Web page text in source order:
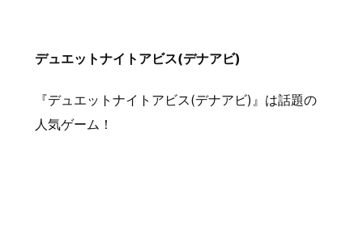
デュエットナイトアビス(デナアビ)
『デュエットナイトアビス(デナアビ)』は話題の
人気ゲーム！